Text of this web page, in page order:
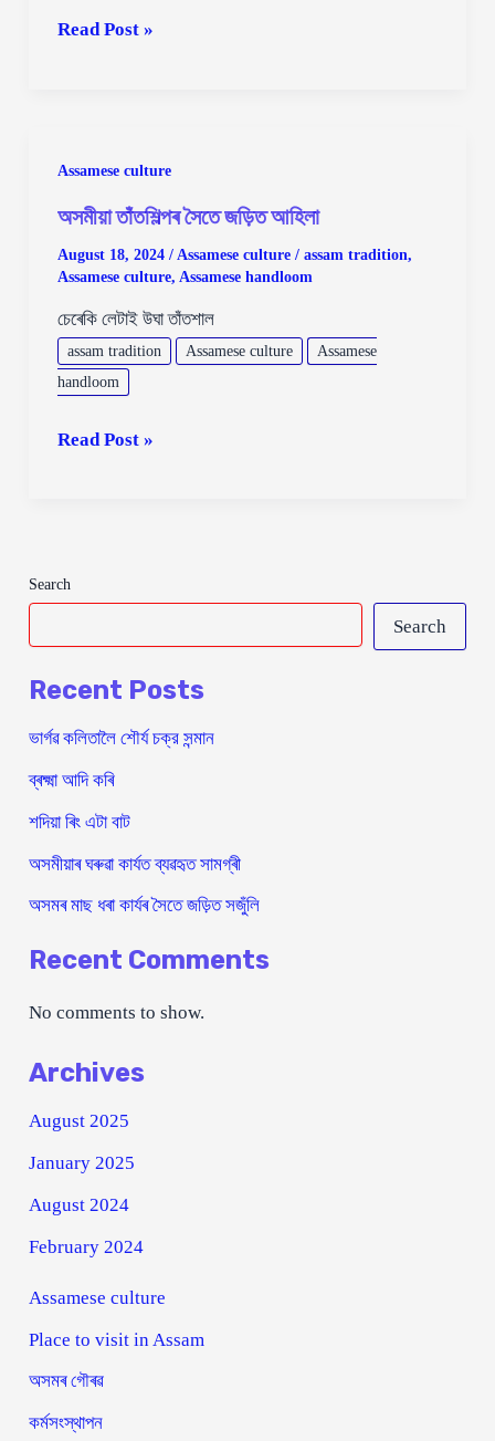
অসমৰ
Read Post »
Assamese culture
অসমীয়া তাঁতশিল্পৰ সৈতে জড়িত আহিলা
August 18, 2024 / Assamese culture/ assam tradition,
Assamese culture, Assamese handloom
চেৰেকি লেটাই উঘা তাঁতশাল
assam tradition Assamese culture
Assamese
handloom
অসমীয়া
Read Post »
Search
Search
Recent Posts
ভাৰ্গৱ কলিতালৈ শৌর্য চক্র সন্মান
ব্ৰক্ষ্মা আদি কৰি
শদিয়া ৰিং এটা বাট
অসমীয়াৰ ঘৰুৱা কাৰ্যত ব্যৱহৃত সামগ্ৰী
অসমৰ মাছ ধৰা কাৰ্যৰ সৈতে জড়িত সজুঁলি
Recent Comments
No comments to show.
Archives
August 2025
January 2025
August 2024
February 2024
Assamese culture
Place to visit in Assam
অসমৰ গৌৰৱ
কৰ্মসংস্থাপন